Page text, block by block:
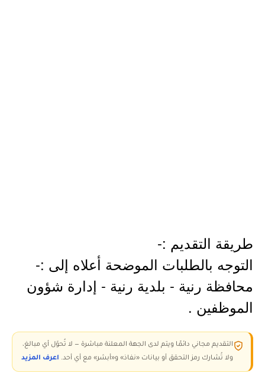
طريقة التقديم :-
التوجه بالطلبات الموضحة أعلاه إلى :-
محافظة رنية - بلدية رنية - إدارة شؤون
الموظفين .
التقديم مجاني دائمًا ويتم لدى الجهة المعلنة مباشرة — لا تُحوّل أي مبالغ،
ولا تُشارك رمز التحقق أو بيانات «نفاذ» و«أبشر» مع أي أحد. اعرف المزيد